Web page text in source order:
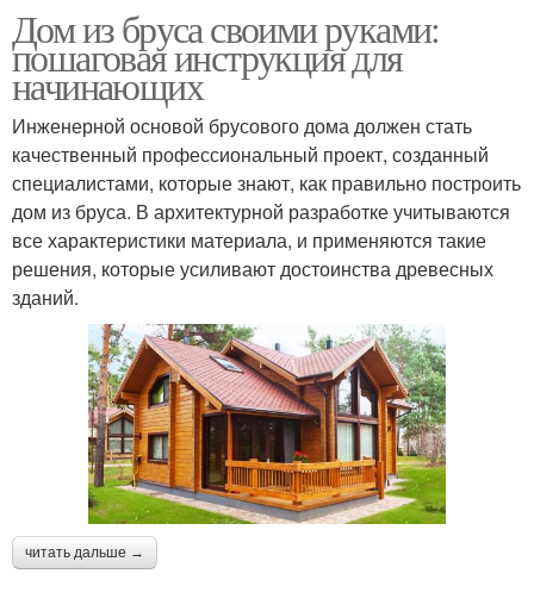
Дом из бруса своими руками:
пошаговая инструкция для
начинающих
Инженерной основой брусового дома должен стать
качественный профессиональный проект, созданный
специалистами, которые знают, как правильно построить
дом из бруса. В архитектурной разработке учитываются
все характеристики материала, и применяются такие
решения, которые усиливают достоинства древесных
зданий.
читать дальше →